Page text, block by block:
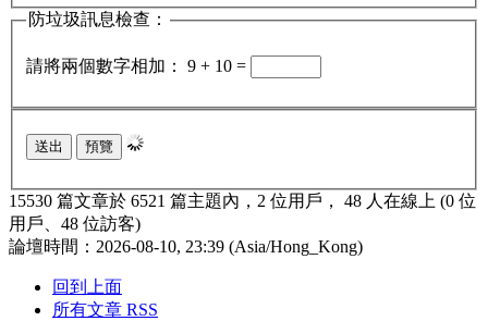
防垃圾訊息檢查：
請將兩個數字相加： 9 + 10 =
15530 篇文章於 6521 篇主題內，2 位用戶， 48 人在線上 (0 位
用戶、48 位訪客)
論壇時間：2026-08-10, 23:39 (Asia/Hong_Kong)
回到上面
所有文章 RSS